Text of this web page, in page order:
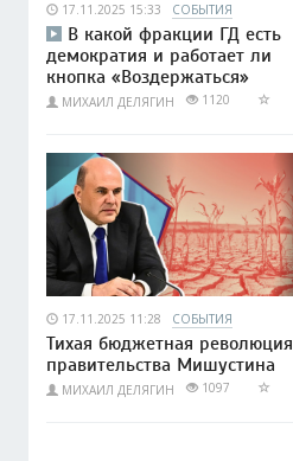
17.11.2025 15:33 СОБЫТИЯ
В какой фракции ГД есть
демократия и работает ли
кнопка «Воздержаться»
МИХАИЛ ДЕЛЯГИН 1120
17.11.2025 11:28 СОБЫТИЯ
Тихая бюджетная революция
правительства Мишустина
МИХАИЛ ДЕЛЯГИН 1097